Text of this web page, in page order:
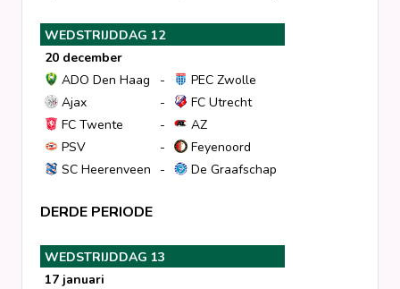
WEDSTRIJDDAG 12
20 december
ADO Den Haag
-
PEC Zwolle
Ajax
-
FC Utrecht
FC Twente
-
AZ
PSV
-
Feyenoord
SC Heerenveen
- De Graafschap
DERDE PERIODE
WEDSTRIJDDAG 13
17 januari